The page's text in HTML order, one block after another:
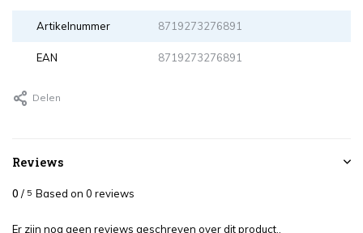
Artikelnummer 8719273276891
EAN 8719273276891
Delen
Reviews
0 / 5 Based on 0 reviews
Er zijn nog geen reviews geschreven over dit product..